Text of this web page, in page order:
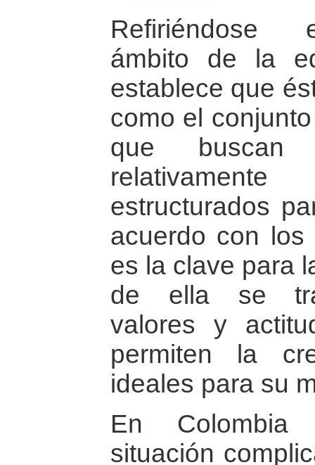
Refiriéndose
ámbito de la
establece que
como el
que buscan
estructurados
acuerdo con los
es la clave para
de ella se
valores y
permiten la
ideales para su
En
situación